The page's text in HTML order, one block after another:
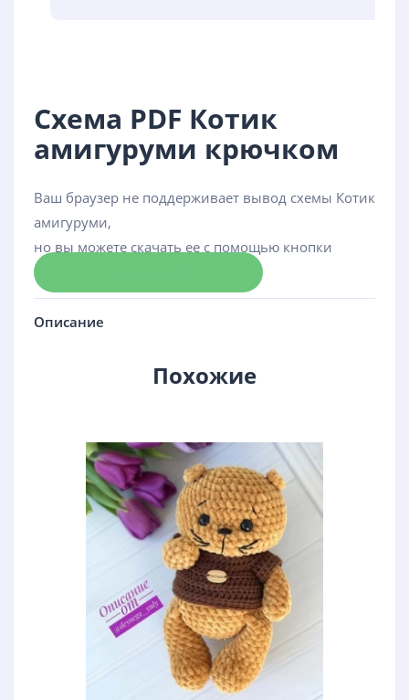
Схема PDF Котик
амигуруми крючком
Ваш браузер не поддерживает вывод схемы Котик
амигуруми,
но вы можете скачать ее с помощью кнопки
Описание
Похожие